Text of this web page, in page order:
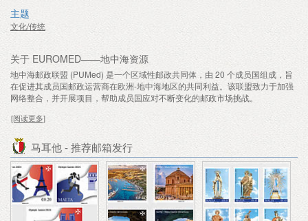
主题
文化/传统
关于 EUROMED——地中海资源
地中海邮政联盟 (PUMed) 是一个区域性邮政共同体，由 20 个成员国组成，旨
在促进其成员国邮政运营商在欧洲-地中海地区的共同利益。该联盟致力于加强
网络整合，并开展项目，帮助成员国应对不断变化的邮政市场挑战。
[阅读更多]
马耳他 - 推荐邮箱发行